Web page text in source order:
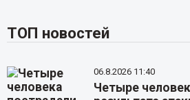
ТОП новостей
06.8.2026 11:40
Четыре